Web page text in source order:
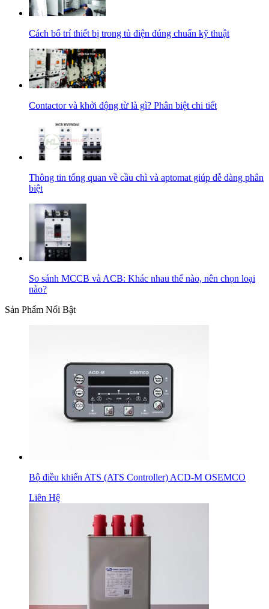
Cách bố trí thiết bị trong tủ điện đúng chuẩn kỹ thuật
Contactor và khởi động từ là gì? Phân biệt chi tiết
Thông tin tổng quan về cầu chì và aptomat giúp dễ dàng phân
biệt
So sánh MCCB và ACB: Khác nhau thế nào, nên chọn loại
nào?
Sản Phẩm Nổi Bật
Bộ điều khiển ATS (ATS Controller) ACD-M OSEMCO
Liên Hệ